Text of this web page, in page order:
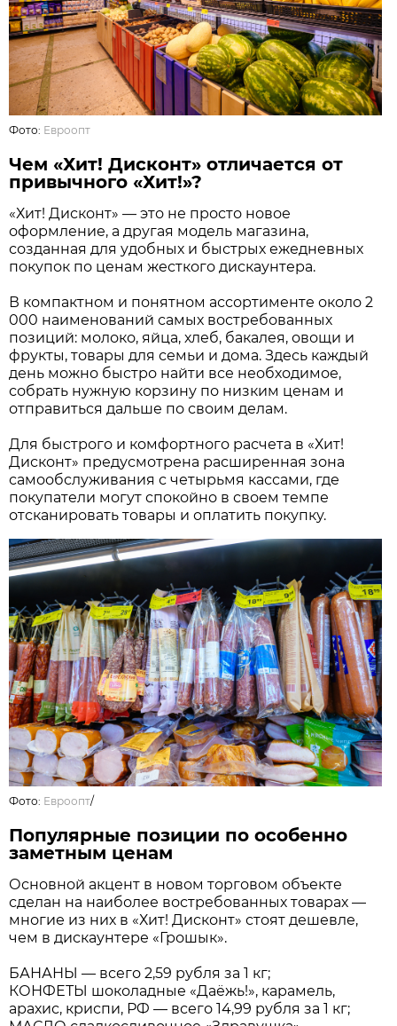
Фото: Евроопт
Чем «Хит! Дисконт» отличается от
привычного «Хит!»?
«Хит! Дисконт» — это не просто новое
оформление, а другая модель магазина,
созданная для удобных и быстрых ежедневных
покупок по ценам жесткого дискаунтера.
В компактном и понятном ассортименте около 2
000 наименований самых востребованных
позиций: молоко, яйца, хлеб, бакалея, овощи и
фрукты, товары для семьи и дома. Здесь каждый
день можно быстро найти все необходимое,
собрать нужную корзину по низким ценам и
отправиться дальше по своим делам.
Для быстрого и комфортного расчета в «Хит!
Дисконт» предусмотрена расширенная зона
самообслуживания с четырьмя кассами, где
покупатели могут спокойно в своем темпе
отсканировать товары и оплатить покупку.
Фото: Евроопт/
Популярные позиции по особенно
заметным ценам
Основной акцент в новом торговом объекте
сделан на наиболее востребованных товарах —
многие из них в «Хит! Дисконт» стоят дешевле,
чем в дискаунтере «Грошык».
БАНАНЫ — всего 2,59 рубля за 1 кг;
КОНФЕТЫ шоколадные «Даёжь!», карамель,
арахис, криспи, РФ — всего 14,99 рубля за 1 кг;